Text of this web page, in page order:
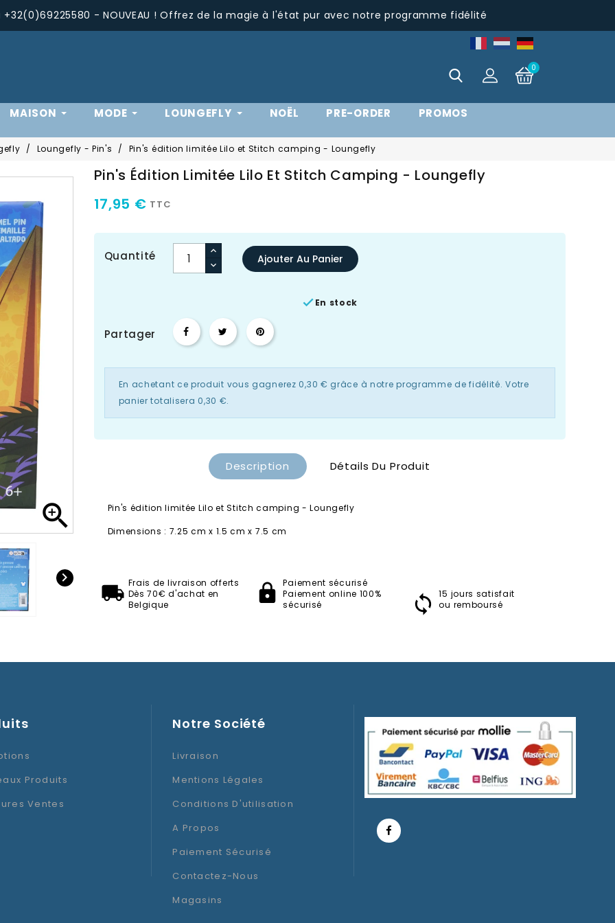
- NOUVEAU ! Offrez de la magie à l'état pur avec notre programme fidélité
0
MAISON MODE LOUNGEFLY NOËL PRE-ORDER PROMOS
Loungefly - Pin's Pin's édition limitée Lilo et Stitch camping - Loungefly


Pin's Édition Limitée Lilo Et Stitch Camping - Loungefly
17,95 € TTC
Quantité Ajouter Au Panier
En stock
Partager
En achetant ce produit vous gagnerez 0,30 € grâce à notre programme de fidélité. Votre
panier totalisera 0,30 €.
Description Détails Du Produit
Pin's édition limitée Lilo et Stitch camping - Loungefly
Dimensions : 7.25 cm x 1.5 cm x 7.5 cm
Frais de livraison offerts
Dès 70€ d'achat en
Belgique
Paiement sécurisé
Paiement online 100%
sécurisé
15 jours satisfait
ou remboursé
Produits
Ventes
Notre Société
Livraison
Mentions Légales
Conditions D'utilisation
A Propos
Paiement Sécurisé
Contactez-Nous
Magasins